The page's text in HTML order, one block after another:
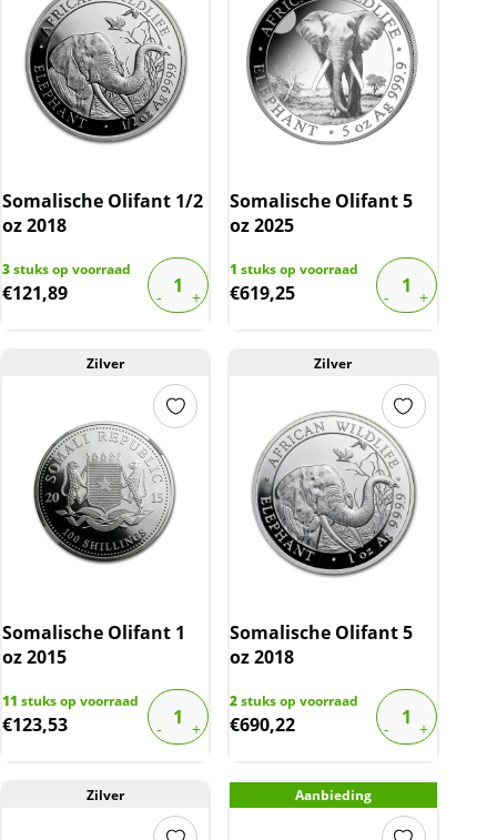
Somalische Olifant 1/2
oz 2018
3stuks op voorraad
€121,89
Somalische Olifant 5
oz 2025
1 stuks op voorraad
€619,25
Zilver
Somalische Olifant 1
oz 2015
11 stuks op voorraad
€123,53
Zilver
Somalische Olifant 5
oz 2018
2stuks op voorraad
€690,22
Zilver Aanbieding